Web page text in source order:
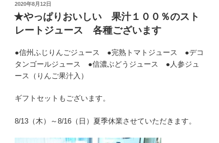
投
稿
日:
2020年8月12日
★やっぱりおいしい 果汁１００％のスト
レートジュース 各種ございます
●信州ふじりんごジュース ●完熟トマトジュース ●デコ
タンゴールジュース ●信濃ぶどうジュース ●人参ジュ
ース（りんご果汁入）
ギフトセットもございます。
8/13（木）～8/16（日）夏季休業させていただきます。